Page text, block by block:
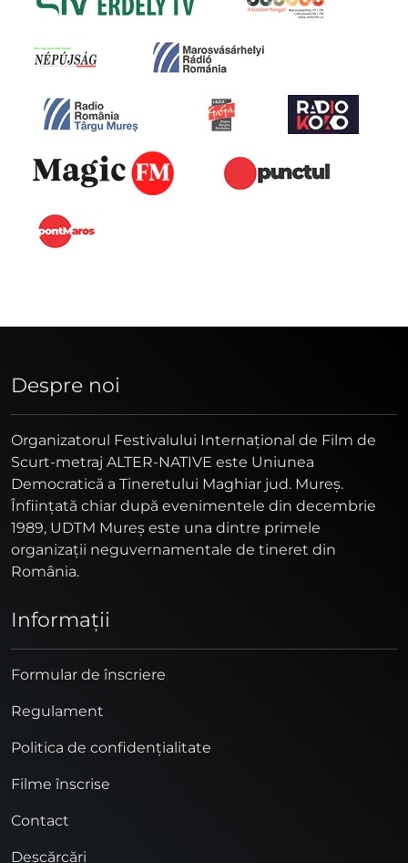
Despre noi
Organizatorul Festivalului Internaţional de Film de
Scurt-metraj ALTER-NATIVE este Uniunea
Democratică a Tineretului Maghiar jud. Mureş.
Înfiinţată chiar după evenimentele din decembrie
1989, UDTM Mureş este una dintre primele
organizaţii neguvernamentale de tineret din
România.
Informaţii
Formular de înscriere
Regulament
Politica de confidențialitate
Filme înscrise
Contact
Descărcări